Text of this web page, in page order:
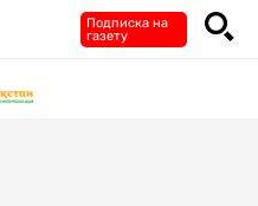
Подписка на
газету